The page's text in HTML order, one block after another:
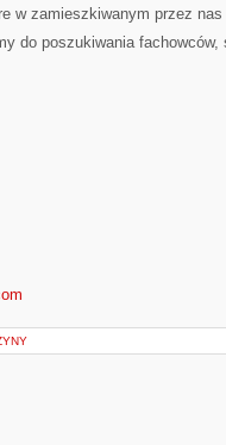
w zamieszkiwanym przez
do poszukiwania